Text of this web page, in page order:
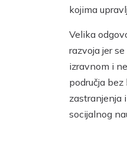
kojima
Velika
razvoja jer
izravnom i
područja
zastranjenja
socijalnog